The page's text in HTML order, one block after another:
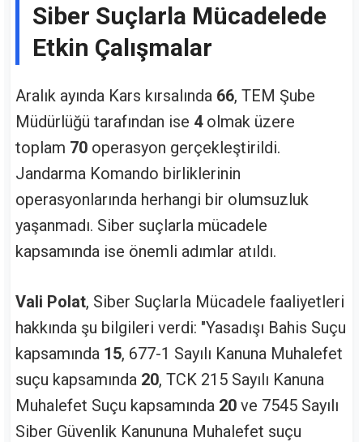
Siber Suçlarla Mücadelede
Etkin Çalışmalar
Aralık ayında Kars kırsalında 66, TEM Şube
Müdürlüğü tarafından ise 4olmak üzere
toplam 70 operasyon gerçekleştirildi.
Jandarma Komando birliklerinin
operasyonlarında herhangi bir olumsuzluk
yaşanmadı. Siber suçlarla mücadele
kapsamında ise önemli adımlar atıldı.
Vali Polat, Siber Suçlarla Mücadele faaliyetleri
hakkında şu bilgileri verdi: "Yasadışı Bahis Suçu
kapsamında 15, 677-1 Sayılı Kanuna Muhalefet
suçu kapsamında 20, TCK 215 Sayılı Kanuna
Muhalefet Suçu kapsamında 20 ve 7545 Sayılı
Siber Güvenlik Kanununa Muhalefet suçu